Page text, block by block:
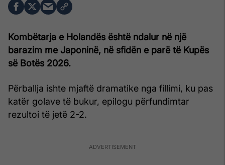
Kombëtarja e Holandës është ndalur në një
barazim me Japoninë, në sfidën e parë të Kupës
së Botës 2026.
Përballja ishte mjaftë dramatike nga fillimi, ku pas
katër golave të bukur, epilogu përfundimtar
rezultoi të jetë 2-2.